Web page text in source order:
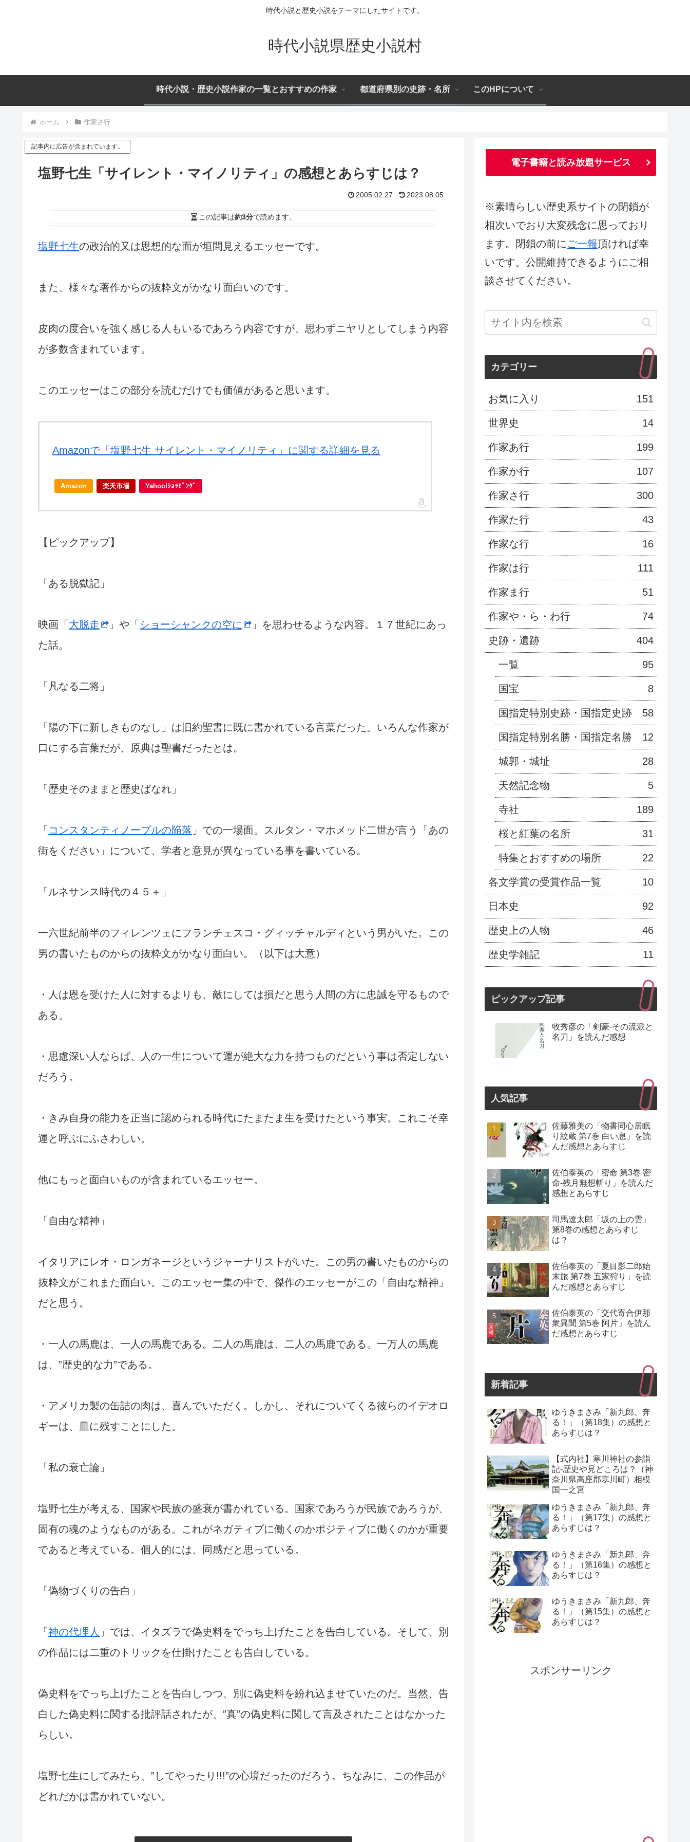
時代小説と歴史小説をテーマにしたサイトです。
時代小説県歴史小説村
時代小説・歴史小説作家の一覧とおすすめの作家 都道府県別の史跡・名所 このHPについて
ホーム 作家さ行
記事内に広告が含まれています。
塩野七生「サイレント・マイノリティ」の感想とあらすじは？
2005.02.27 2023.08.05
この記事は約3分で読めます。
塩野七生の政治的又は思想的な面が垣間見えるエッセーです。
また、様々な著作からの抜粋文がかなり面白いのです。
皮肉の度合いを強く感じる人もいるであろう内容ですが、思わずニヤリとしてしまう内容
が多数含まれています。
このエッセーはこの部分を読むだけでも価値があると思います。
Amazonで「塩野七生 サイレント・マイノリティ」に関する詳細を見る
Amazon 楽天市場 Yahoo!ｼｮｯﾋﾟﾝｸﾞ
【ピックアップ】
「ある脱獄記」
映画「 大脱走 」や「 ショーシャンクの空に
」を思わせるような内容。１７世紀にあっ
た話。
「凡なる二将」
「陽の下に新しきものなし」は旧約聖書に既に書かれている言葉だった。いろんな作家が
口にする言葉だが、原典は聖書だったとは。
「歴史そのままと歴史ばなれ」
「 コンスタンティノープルの陥落 」での一場面。スルタン・マホメッド二世が言う「あの
街をください」について、学者と意見が異なっている事を書いている。
「ルネサンス時代の４５＋」
一六世紀前半のフィレンツェにフランチェスコ・グィッチャルディという男がいた。この
男の書いたものからの抜粋文がかなり面白い。（以下は大意）
・人は恩を受けた人に対するよりも、敵にしては損だと思う人間の方に忠誠を守るもので
ある。
・思慮深い人ならば、人の一生について運が絶大な力を持つものだという事は否定しない
だろう。
・きみ自身の能力を正当に認められる時代にたまたま生を受けたという事実。これこそ幸
運と呼ぶにふさわしい。
他にもっと面白いものが含まれているエッセー。
「自由な精神」
イタリアにレオ・ロンガネージというジャーナリストがいた。この男の書いたものからの
抜粋文がこれまた面白い。このエッセー集の中で、傑作のエッセーがこの「自由な精神」
だと思う。
・一人の馬鹿は、一人の馬鹿である。二人の馬鹿は、二人の馬鹿である。一万人の馬鹿
は、”歴史的な力”である。
・アメリカ製の缶詰の肉は、喜んでいただく。しかし、それについてくる彼らのイデオロ
ギーは、皿に残すことにした。
「私の衰亡論」
塩野七生が考える、国家や民族の盛衰が書かれている。国家であろうが民族であろうが、
固有の魂のようなものがある。これがネガティブに働くのかポジティブに働くのかが重要
であると考えている。個人的には、同感だと思っている。
「偽物づくりの告白」
「 神の代理人 」では、イタズラで偽史料をでっち上げたことを告白している。そして、別
の作品には二重のトリックを仕掛けたことも告白している。
偽史料をでっち上げたことを告白しつつ、別に偽史料を紛れ込ませていたのだ。当然、告
白した偽史料に関する批評話されたが、”真”の偽史料に関して言及されたことはなかった
らしい。
塩野七生にしてみたら、”してやったり!!!”の心境だったのだろう。ちなみに、この作品が
どれだかは書かれていない。
電子書籍と読み放題サービス
※素晴らしい歴史系サイトの閉鎖が
相次いでおり大変残念に思っており
ます。閉鎖の前にご一報頂ければ幸
いです。公開維持できるようにご相
談させてください。
カテゴリー
お気に入り 151
世界史 14
作家あ行 199
作家か行 107
作家さ行 300
作家た行 43
作家な行 16
作家は行 111
作家ま行 51
作家や・ら・わ行 74
史跡・遺跡 404
一覧 95
国宝 8
国指定特別史跡・国指定史跡 58
国指定特別名勝・国指定名勝 12
城郭・城址 28
天然記念物 5
寺社 189
桜と紅葉の名所 31
特集とおすすめの場所 22
各文学賞の受賞作品一覧 10
日本史 92
歴史上の人物 46
歴史学雑記 11
ピックアップ記事
牧秀彦の「剣豪-その流派と
名刀」を読んだ感想
人気記事
佐藤雅美の「物書同心居眠
り紋蔵 第7巻 白い息」を読
んだ感想とあらすじ
佐伯泰英の「密命 第3巻 密
命-残月無想斬り」を読んだ
感想とあらすじ
司馬遼太郎「坂の上の雲」
第8巻の感想とあらすじ
は？
佐伯泰英の「夏目影二郎始
末旅 第7巻 五家狩り」を読
んだ感想とあらすじ
佐伯泰英の「交代寄合伊那
衆異聞 第5巻 阿片」を読ん
だ感想とあらすじ
新着記事
ゆうきまさみ「新九郎、奔
る！」（第18集）の感想と
あらすじは？
【式内社】寒川神社の参詣
記-歴史や見どころは？（神
奈川県高座郡寒川町）相模
国一之宮
ゆうきまさみ「新九郎、奔
る！」（第17集）の感想と
あらすじは？
ゆうきまさみ「新九郎、奔
る！」（第16集）の感想と
あらすじは？
ゆうきまさみ「新九郎、奔
る！」（第15集）の感想と
あらすじは？
スポンサーリンク